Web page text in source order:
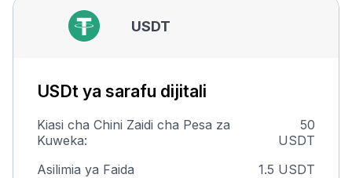
USDT
USDt ya sarafu dijitali
Kiasi cha Chini Zaidi cha Pesa za
Kuweka:
50
USDT
Asilimia ya Faida
1.5 USDT